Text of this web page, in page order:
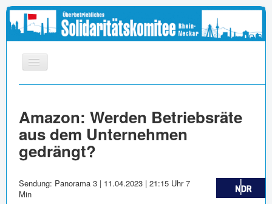
INFOS
APPELL
MEDIEN
IMPRESSUM
Amazon: Werden Betriebsräte
aus dem Unternehmen
gedrängt?
Sendung: Panorama 3 | 11.04.2023 | 21:15 Uhr 7
Min